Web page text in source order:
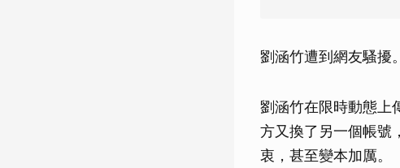
劉涵竹遭到網友騷擾
劉涵竹在限時動態上
方又換了另一個帳號
衷，甚至變本加厲。